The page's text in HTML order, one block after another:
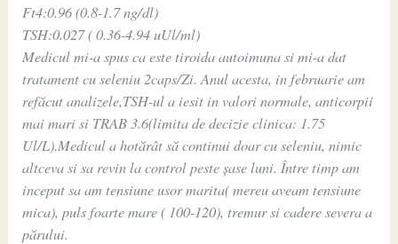
Ft4:0.96 (0.8-1.7 ng/dl)
TSH:0.027 ( 0.36-4.94 uUl/ml)
Medicul mi-a spus ca este tiroida autoimuna si mi-a dat
tratament cu seleniu 2caps/Zi. Anul acesta, in februarie am
refăcut analizele,TSH-ul a iesit in valori normale, anticorpii
mai mari si TRAB 3.6(limita de decizie clinica: 1.75
Ul/L).Medicul a hotărât să continui doar cu seleniu, nimic
altceva si sa revin la control peste șase luni. Între timp am
inceput sa am tensiune usor marita( mereu aveam tensiune
mica), puls foarte mare ( 100-120), tremur si cadere severa a
părului.